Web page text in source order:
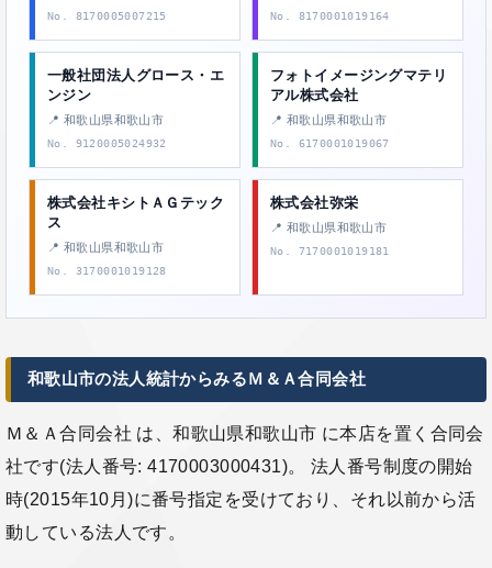
No. 8170005007215 No. 8170001019164
一般社団法人グロース・エ
ンジン
📍 和歌山県和歌山市
No. 9120005024932
フォトイメージングマテリ
アル株式会社
📍 和歌山県和歌山市
No. 6170001019067
株式会社キシトＡＧテック
ス
📍 和歌山県和歌山市
No. 3170001019128
株式会社弥栄
📍 和歌山県和歌山市
No. 7170001019181
和歌山市の法人統計からみるＭ＆Ａ合同会社
Ｍ＆Ａ合同会社 は、和歌山県和歌山市 に本店を置く合同会
社です(法人番号: 4170003000431)。 法人番号制度の開始
時(2015年10月)に番号指定を受けており、それ以前から活
動している法人です。